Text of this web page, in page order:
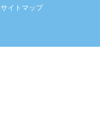
サイトマップ